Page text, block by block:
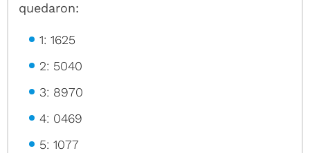
quedaron:
1: 1625
2: 5040
3: 8970
4: 0469
5: 1077